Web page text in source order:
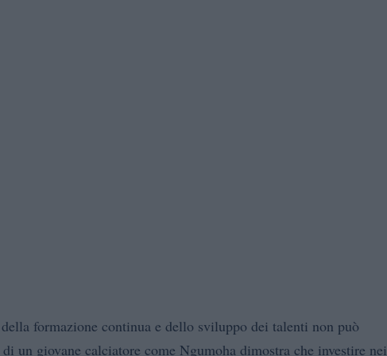
formazione continua e dello sviluppo dei talenti non può
un giovane calciatore come Ngumoha dimostra che investire nei